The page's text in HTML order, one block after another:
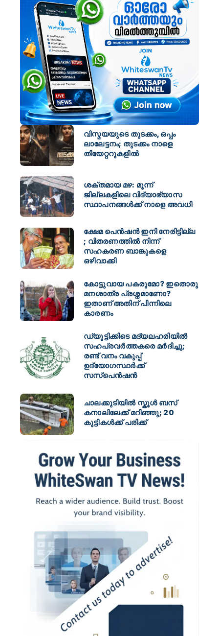
വിസ്മയയുടെ തുടക്കം, ഒപ്പം
ലാലേട്ടനം; തുടക്കം നാളെ
തിയേറ്ററുകളിൽ
ശക്തമായ മഴ: മൂന്ന്
ജില്ലകളിലെ വിദ്യാഭ്യാസ
സ്ഥാപനങ്ങള്‍ക്ക് നാളെ അവധി
ക്ഷേമ പെൻഷൻ ഇനി നേരിട്ടില്ല
; വിതരണത്തിൽ നിന്ന്
സഹകരണ ബാങ്കുകളെ
ഒഴിവാക്കി
കോട്ടുവായ പകരുമോ? ഇതൊരു
മനശാത്ര പ്രശ്നമാണോ?
ഇതാണ് അതിന് പിന്നിലെ
കാരണം
ഡ്യൂട്ടിക്കിടെ മദ്യലഹരിയിൽ
സഹപ്രവർത്തകരെ മർദിച്ചു;
രണ്ട് വനം വകുപ്പ്
ഉദ്യോഗസ്ഥർക്ക്
സസ്പെൻഷൻ
ചാലക്കുടിയിൽ സ്കൂൾ ബസ്
കനാലിലേക്ക് മറിഞ്ഞു; 20
കുട്ടികൾക്ക് പരിക്ക്